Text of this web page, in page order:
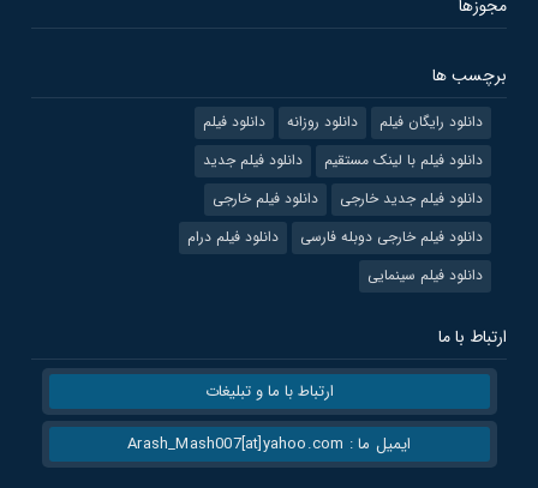
مجوزها
برچسب ها
دانلود رایگان فیلم دانلود روزانه
دانلود فیلم
دانلود فیلم با لینک مستقیم
دانلود فیلم جدید
دانلود فیلم جدید خارجی
دانلود فیلم خارجی
دانلود فیلم خارجی دوبله فارسی
دانلود فیلم درام
دانلود فیلم سینمایی
ارتباط با ما
ارتباط با ما و تبلیغات
ایمیل ما : Arash_Mash007[at]yahoo.com